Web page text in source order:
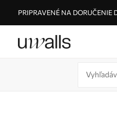
PRIPRAVENÉ NA DORUČENIE